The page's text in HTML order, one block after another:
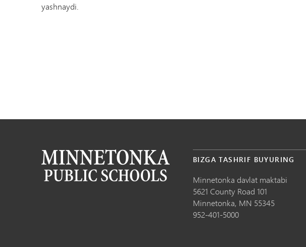
yashnaydi.
BIZGA TASHRIF BUYURING
Minnetonka davlat maktabi
5621 County Road 101
Minnetonka, MN 55345
952-401-5000